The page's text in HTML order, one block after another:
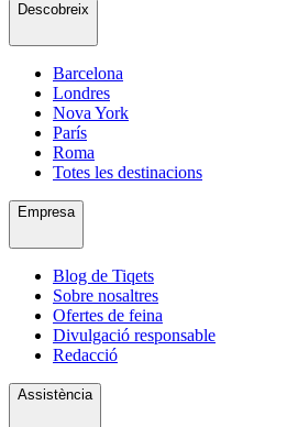
Descobreix
Barcelona
Londres
Nova York
París
Roma
Totes les destinacions
Empresa
Blog de Tiqets
Sobre nosaltres
Ofertes de feina
Divulgació responsable
Redacció
Assistència